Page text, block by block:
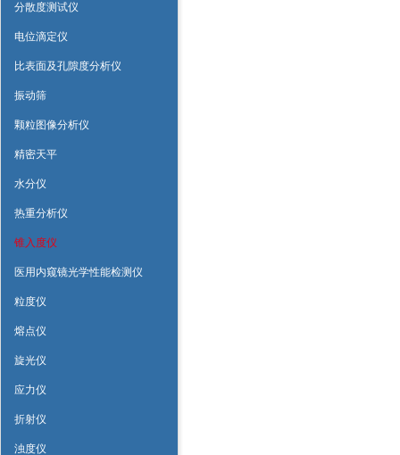
分散度测试仪
电位滴定仪
比表面及孔隙度分析仪
振动筛
颗粒图像分析仪
精密天平
水分仪
热重分析仪
锥入度仪
医用内窥镜光学性能检测仪
粒度仪
熔点仪
旋光仪
应力仪
折射仪
浊度仪